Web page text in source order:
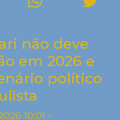
não deve
em 2026 e
político
10:01 -